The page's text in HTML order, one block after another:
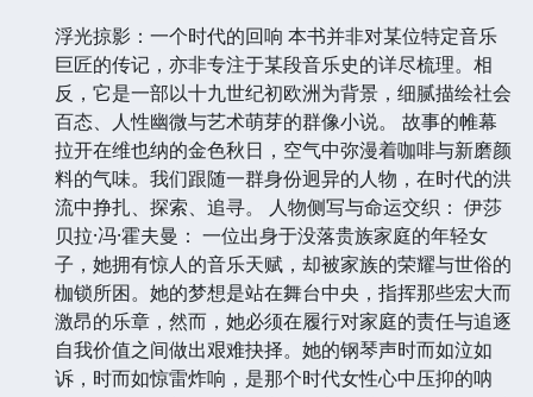
浮光掠影：一个时代的回响 本书并非对某位特定音乐
巨匠的传记，亦非专注于某段音乐史的详尽梳理。相
反，它是一部以十九世纪初欧洲为背景，细腻描绘社会
百态、人性幽微与艺术萌芽的群像小说。 故事的帷幕
拉开在维也纳的金色秋日，空气中弥漫着咖啡与新磨颜
料的气味。我们跟随一群身份迥异的人物，在时代的洪
流中挣扎、探索、追寻。 人物侧写与命运交织： 伊莎
贝拉·冯·霍夫曼： 一位出身于没落贵族家庭的年轻女
子，她拥有惊人的音乐天赋，却被家族的荣耀与世俗的
枷锁所困。她的梦想是站在舞台中央，指挥那些宏大而
激昂的乐章，然而，她必须在履行对家庭的责任与追逐
自我价值之间做出艰难抉择。她的钢琴声时而如泣如
诉，时而如惊雷炸响，是那个时代女性心中压抑的呐